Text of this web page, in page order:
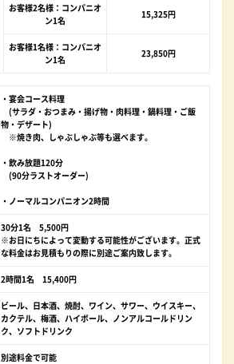
お客様2名様：コンパニオ
ン1名
15,325円
お客様1名様：コンパニオ
ン1名
23,850円
・宴会コース料理
(サラダ・おつまみ・揚げ物・肉料理・鍋料理・ご飯
物・デザート)
※焼き肉、しゃぶしゃぶ等も選べます。
・飲み放題120分
(90分ラストオーダー)
・ノーマルコンパニオン2時間
30分1名 5,500円
※お日にちによって変動する可能性がございます。正式
な料金はお見積もりの際に別途ご案内致します。
2時間1名 15,400円
ビール、日本酒、焼酎、ワイン、サワー、ウイスキー、
カクテル、梅酒、ハイボール、ノンアルコールドリン
ク、ソフトドリンク
別途料金で可能